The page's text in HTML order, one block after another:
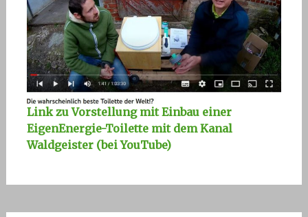
Link zu Vorstellung mit Einbau einer
EigenEnergie-Toilette mit dem Kanal
Waldgeister (bei YouTube)